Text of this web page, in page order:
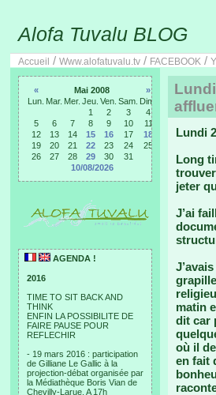
Alofa Tuvalu BLOG
Accueil / Www.alofatuvalu.tv / FACEBOOK /
« Mai 2008
»
Lun. Mar. Mer. Jeu. Ven. Sam. Dim.
1
2 3
4
5
6 7 8 9 10
11
12
13 14 15 16 17
18
19
20 21 22 23 24
25
26
27 28 29 30
31
10/08/2026
AGENDA !
2016
TIME TO SIT BACK AND
THINK
ENFIN LA POSSIBILITE DE
FAIRE PAUSE POUR
REFLECHIR
- 19 mars 2016 : participation
de Gilliane Le Gallic à la
projection-débat organisée par
la Médiathèque Boris Vian de
Chevilly-Larue. A 17h
Lundi
Long
jeter
J’ai
matin
dit car
où il
en fait